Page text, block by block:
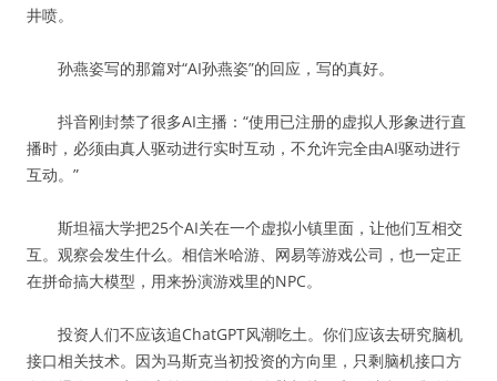
井喷。
孙燕姿写的那篇对“AI孙燕姿”的回应，写的真好。
抖音刚封禁了很多AI主播：“使用已注册的虚拟人形象进行直
播时，必须由真人驱动进行实时互动，不允许完全由AI驱动进行
互动。”
斯坦福大学把25个AI关在一个虚拟小镇里面，让他们互相交
互。观察会发生什么。相信米哈游、网易等游戏公司，也一定正
在拼命搞大模型，用来扮演游戏里的NPC。
投资人们不应该追ChatGPT风潮吃土。你们应该去研究脑机
接口相关技术。因为马斯克当初投资的方向里，只剩脑机接口方